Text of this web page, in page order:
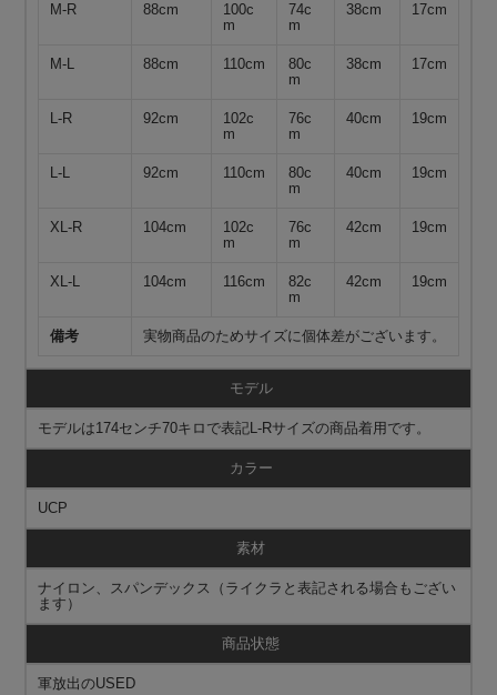
M-R 88cm
100c
m
74c
m
38cm 17cm
M-L 88cm 110cm
80c
m
38cm 17cm
L-R 92cm
102c
m
76c
m
40cm 19cm
L-L 92cm 110cm
80c
m
40cm 19cm
XL-R 104cm
102c
m
76c
m
42cm 19cm
XL-L 104cm 116cm
82c
m
42cm 19cm
備考 実物商品のためサイズに個体差がございます。
モデル
モデルは174センチ70キロで表記L-Rサイズの商品着用です。
カラー
UCP
素材
ナイロン、スパンデックス（ライクラと表記される場合もござい
ます）
商品状態
軍放出のUSED